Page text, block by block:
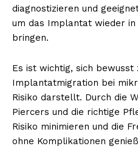
diagnostizieren und
um das Implantat wieder in
bringen.
Es ist wichtig, sich bewusst
Implantatmigration bei
Risiko darstellt. Durch die
Piercers und die richtige
Risiko minimieren und die
ohne Komplikationen